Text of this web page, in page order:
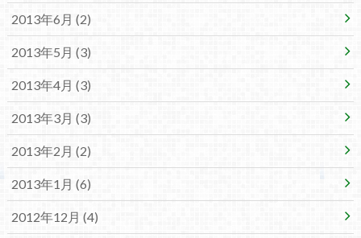
2013年6月 (2)
2013年5月 (3)
2013年4月 (3)
2013年3月 (3)
2013年2月 (2)
2013年1月 (6)
2012年12月 (4)